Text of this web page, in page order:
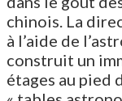
chinois. La
à l’aide de
construit un
étages au pied